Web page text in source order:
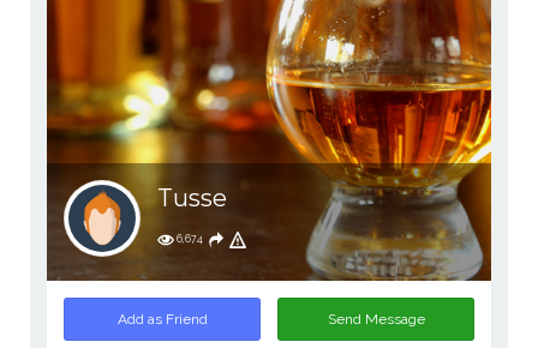
Tusse
6,674
Add as Friend Send Message